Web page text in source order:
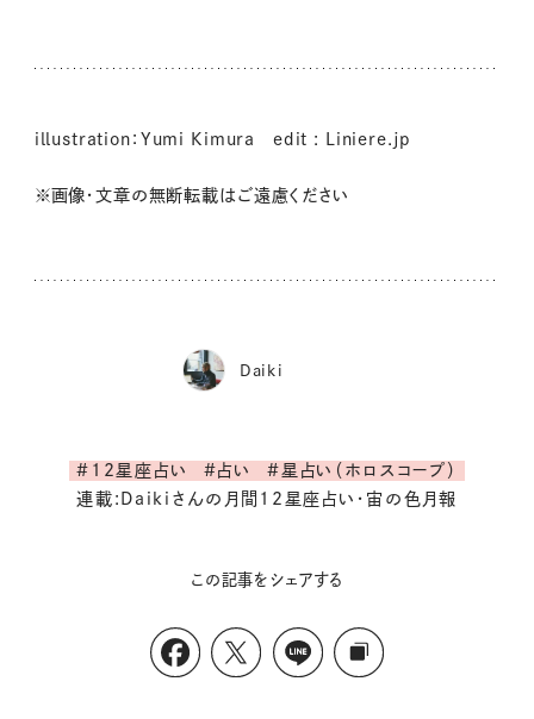
illustration：Yumi Kimura edit : Liniere.jp
※画像・文章の無断転載はご遠慮ください
Daiki
#12星座占い #占い
#星占い（ホロスコープ）
連載:Daikiさんの月間12星座占い・宙の色月報
この記事をシェアする